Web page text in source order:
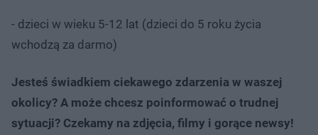
- dzieci w wieku 5-12 lat (dzieci do 5 roku życia
wchodzą za darmo)
Jesteś świadkiem ciekawego zdarzenia w waszej
okolicy? A może chcesz poinformować o trudnej
sytuacji? Czekamy na zdjęcia, filmy i gorące newsy!